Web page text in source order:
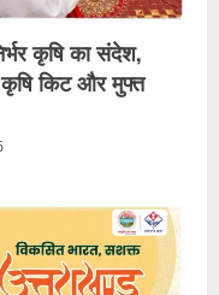
कृषि का संदेश,
कृषि किट और मुफ्त